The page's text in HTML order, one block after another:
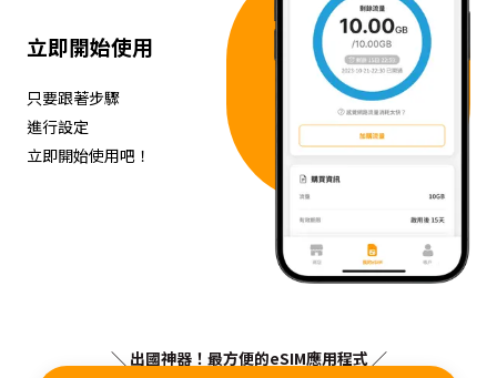
立即開始使用
只要跟著步驟
進行設定
立即開始使用吧！
＼ 出國神器！最方便的eSIM應用程式 ／